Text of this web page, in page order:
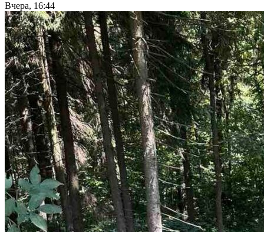
Вчера, 16:44